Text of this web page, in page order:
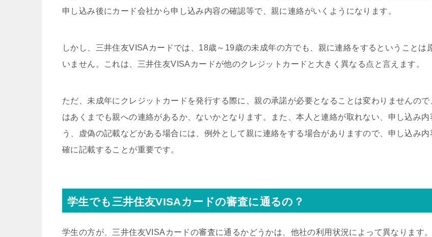
申し込み後にカード会社から申し込み内容の確認等で、親に連絡がいくようになります。
しかし、三井住友VISAカードでは、18歳～19歳の未成年の方でも、親に連絡をするということは
いません。これは、三井住友VISAカードが他のクレジットカードと大きく異なる点と言えます。
ただ、未成年にクレジットカードを発行する際に、親の承諾が必要となることは変わりませんので
はあくまでも親への連絡があるか、ないかとなります。また、本人と連絡が取れない、申し込み内
う、虚偽の記載などがある場合には、例外として親に連絡をする場合がありますので、申し込み内
確に記載することが重要です。
学生でも三井住友VISAカードの審査に通るの？
学生の方が、三井住友VISAカードの審査に通るかどうかは、他社の利用状況によって異なります。